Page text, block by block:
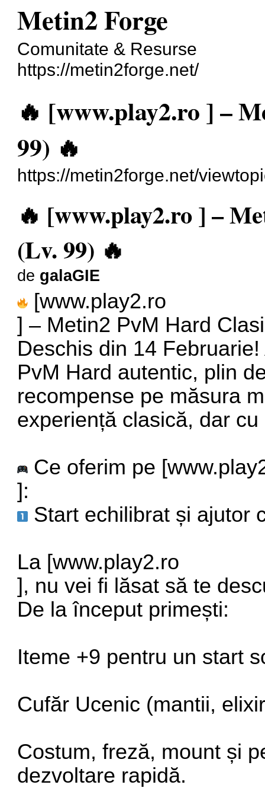
Metin2 Forge
Comunitate & Resurse
https://metin2forge.net/
🔥 [www.play2.ro ] –
99) 🔥
https://metin2forge.net/
🔥 [www.play2.ro ] –
(Lv. 99) 🔥
de galaGIE
[www.play2.ro
] – Metin2 PvM Hard
Deschis din 14
PvM Hard autentic, plin
recompense pe măsura
experiență clasică, dar
Ce oferim pe [
]:
Start echilibrat și ajutor
La [www.play2.ro
], nu vei fi lăsat să te
De la început primești:
Iteme +9 pentru un start
Cufăr Ucenic (mantii,
Costum, freză, mount și
dezvoltare rapidă.